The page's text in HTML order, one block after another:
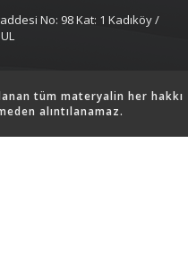
No: 98 Kat: 1 Kadıköy /
tüm materyalin her hakkı
alıntılanamaz.